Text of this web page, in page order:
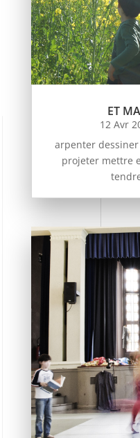
ET
12 Avr
arpenter
projeter mettre